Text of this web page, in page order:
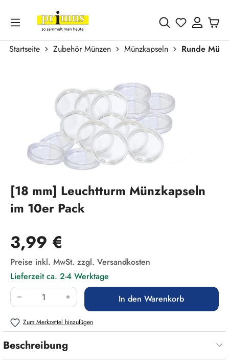
Zum Hauptinhalt springen
Du hast 0
Startseite Zubehör Münzen Münzkapseln
Runde
[18 mm] Leuchtturm Münzkapseln
im 10er Pack
Regulärer Preis:
3,99 €
Preise inkl. MwSt. zzgl. Versandkosten
Lieferzeit ca. 2-4 Werktage
Produkt Anzahl: Gib den gewünschten Wert
In den Warenkorb
Zum Merkzettel hinzufügen
Beschreibung